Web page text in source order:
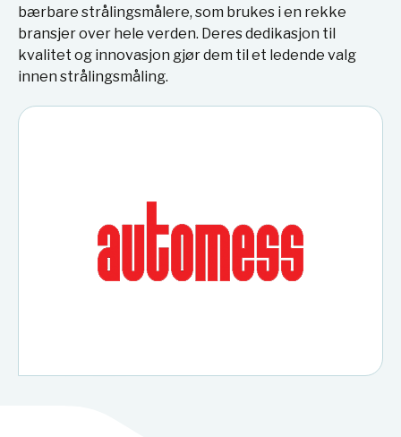
bærbare strålingsmålere, som brukes i en rekke
bransjer over hele verden. Deres dedikasjon til
kvalitet og innovasjon gjør dem til et ledende valg
innen strålingsmåling.